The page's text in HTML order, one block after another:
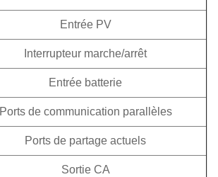
Entrée PV
Interrupteur marche/arrêt
Entrée batterie
Ports de communication parallèles
Ports de partage actuels
Sortie CA